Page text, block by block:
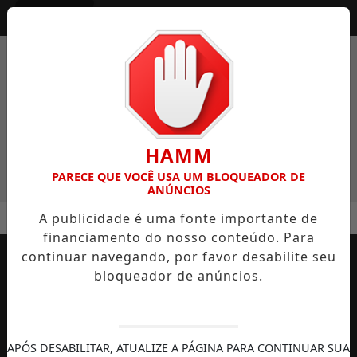
AS CAPITAIS E REGISTRA AVANÇO HISTÓRICO NA
EM ALTA
MENU
AUTOMOBILISMO
TEMPORADA DE
DIREITOS
HAMM
PARECE QUE VOCÊ USA UM BLOQUEADOR DE
ANÚNCIOS
A publicidade é uma fonte importante de
financiamento do nosso conteúdo. Para
continuar navegando, por favor desabilite seu
bloqueador de anúncios.
APÓS DESABILITAR, ATUALIZE A PÁGINA PARA CONTINUAR SUA